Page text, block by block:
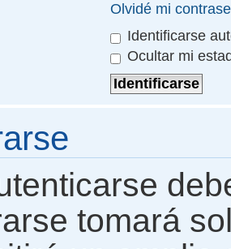
Olvidé mi
Identificarse
Ocultar mi
tomará